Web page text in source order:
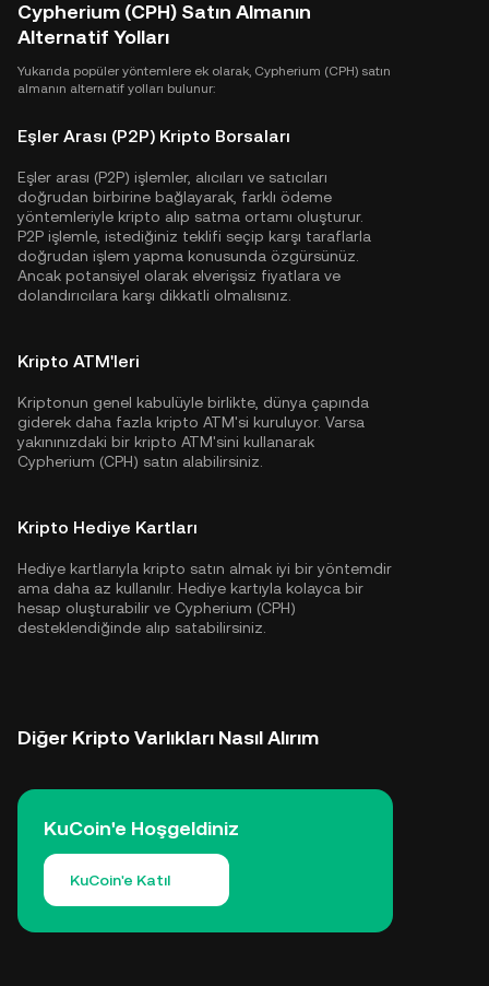
Cypherium (CPH) Satın Almanın
Alternatif Yolları
Yukarıda popüler yöntemlere ek olarak, Cypherium (CPH) satın
almanın alternatif yolları bulunur:
Eşler Arası (P2P) Kripto Borsaları
Eşler arası (P2P) işlemler, alıcıları ve satıcıları
doğrudan birbirine bağlayarak, farklı ödeme
yöntemleriyle kripto alıp satma ortamı oluşturur.
P2P işlemle, istediğiniz teklifi seçip karşı taraflarla
doğrudan işlem yapma konusunda özgürsünüz.
Ancak potansiyel olarak elverişsiz fiyatlara ve
dolandırıcılara karşı dikkatli olmalısınız.
Kripto ATM'leri
Kriptonun genel kabulüyle birlikte, dünya çapında
giderek daha fazla kripto ATM'si kuruluyor. Varsa
yakınınızdaki bir kripto ATM'sini kullanarak
Cypherium (CPH) satın alabilirsiniz.
Kripto Hediye Kartları
Hediye kartlarıyla kripto satın almak iyi bir yöntemdir
ama daha az kullanılır. Hediye kartıyla kolayca bir
hesap oluşturabilir ve Cypherium (CPH)
desteklendiğinde alıp satabilirsiniz.
Diğer Kripto Varlıkları Nasıl Alırım
KuCoin'e Hoşgeldiniz
KuCoin'e Katıl